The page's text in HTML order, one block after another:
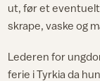
ut, før et
skrape, vaske og
Lederen for
ferie i Tyrkia da